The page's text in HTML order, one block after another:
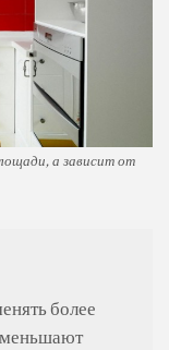
а зависит от
более